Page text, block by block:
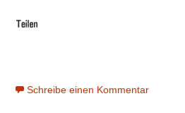
Schreibe einen Kommentar